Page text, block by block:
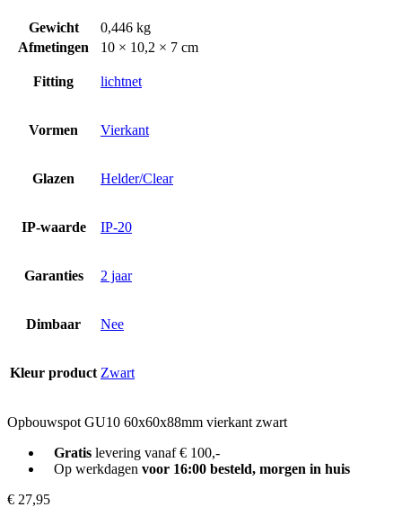
Gewicht
0,446 kg
Afmetingen
10 × 10,2 × 7 cm
Fitting lichtnet
Vormen Vierkant
Glazen Helder/Clear
IP-waarde IP-20
Garanties 2 jaar
Dimbaar Nee
Kleur product Zwart
Opbouwspot GU10 60x60x88mm vierkant zwart
Gratislevering vanaf € 100,-
Op werkdagen voor 16:00 besteld, morgen in huis
€ 27,95